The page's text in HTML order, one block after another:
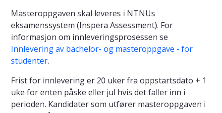
Masteroppgaven skal leveres i NTNUs
eksamenssystem (Inspera Assessment). For
informasjon om innleveringsprosessen se
Innlevering av bachelor- og masteroppgave - for
studenter.
Frist for innlevering er 20 uker fra oppstartsdato + 1
uke for enten påske eller jul hvis det faller inn i
perioden. Kandidater som utfører masteroppgaven i